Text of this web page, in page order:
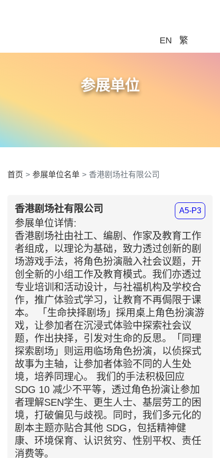
参展单位
参展单位详情:
香港剧场社由社工、编剧、作家及教育工作
者组成，以理论为基础，致力透过创新的剧
场游戏手法，将角色扮演融入社会议题，开
创全新的小组工作及教育模式。我们亦透过
专业培训和活动设计，与社福机构及学校合
作，推广体验式学习，让教育不再侷限于课
本。 「生命抉择剧场」採用桌上角色扮演游
戏，让参加者在沉浸式体验中探索社会议
题，作出抉择，引发对生命的反思。「同理
探索剧场」则运用临场角色扮演，以侦探式
故事为主轴，让参加者体验不同的人生处
境，培养同理心。 我们的手法积极回应
SDG 10 减少不平等，透过角色扮演让参加
者理解SEN学生、更生人士、基层劳工的困
境，打破偏见与歧视。同时，我们多元化的
剧本主题亦贴合其他 SDG，包括精神健康、
环境保育、认识贫穷、性别平权、责任消费
等。